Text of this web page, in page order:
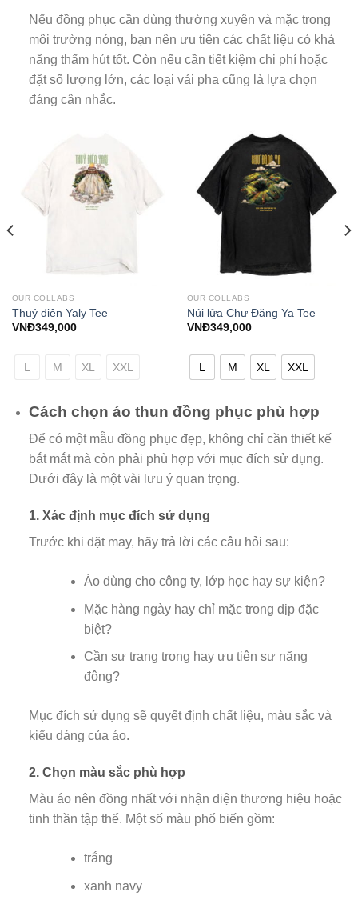
Nếu đồng phục cần dùng thường xuyên và mặc trong
môi trường nóng, bạn nên ưu tiên các chất liệu có khả
năng thấm hút tốt. Còn nếu cần tiết kiệm chi phí hoặc
đặt số lượng lớn, các loại vải pha cũng là lựa chọn
đáng cân nhắc.
OUR COLLABS
Thuỷ điện Yaly Tee
VNĐ349,000
L M XL XXL
OUR COLLABS
Núi lửa Chư Đăng Ya Tee
VNĐ349,000
L M XL XXL
Cách chọn áo thun đồng phục phù hợp
Để có một mẫu đồng phục đẹp, không chỉ cần thiết kế
bắt mắt mà còn phải phù hợp với mục đích sử dụng.
Dưới đây là một vài lưu ý quan trọng.
1. Xác định mục đích sử dụng
Trước khi đặt may, hãy trả lời các câu hỏi sau:
Áo dùng cho công ty, lớp học hay sự kiện?
Mặc hàng ngày hay chỉ mặc trong dịp đặc
biệt?
Cần sự trang trọng hay ưu tiên sự năng
động?
Mục đích sử dụng sẽ quyết định chất liệu, màu sắc và
kiểu dáng của áo.
2. Chọn màu sắc phù hợp
Màu áo nên đồng nhất với nhận diện thương hiệu hoặc
tinh thần tập thể. Một số màu phổ biến gồm:
trắng
xanh navy